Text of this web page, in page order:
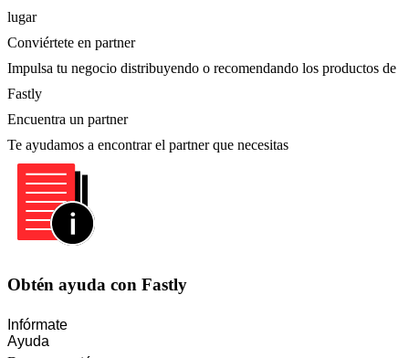
lugar
Conviértete en partner
Impulsa tu negocio distribuyendo o recomendando los productos de
Fastly
Encuentra un partner
Te ayudamos a encontrar el partner que necesitas
Obtén ayuda con Fastly
Infórmate
Ayuda